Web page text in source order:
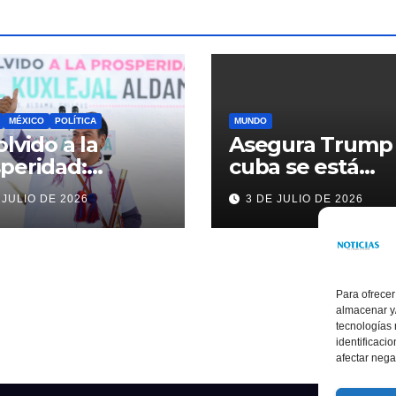
Para
almacenar
tecnologías
afectar
MÉXICO POLÍTICA
a la
Ramírez
la
de
DE 2026
MUNDO
Asegura Trump
cuba se está
acercando a
nosotros
3 DE JULIO DE 2026